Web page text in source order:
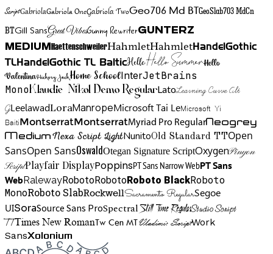
ScriptGabriolaGabriola OneGabriola TwoGeo706 Md BTGeoSlab703 MdCn
BTGill SansGreat VibesGunny RewriterGunterz
Medium HaettenschweilerHahmletHahmletHandelGothic
TLHandelGothic TL BalticHelloHello SummerHello
ValentinaHickory JackHome SchoolInterJetBrains
MonoKlaudie Nikol Demo RegularLatoLearning Curve Alt
GLeelawadLoraManropeMicrosoft Tai LeMicrosoft Yi
BaitiMontserratMontserratMyriad Pro RegularNeogrey
MediumNexa Script LightNunitoOld Standard TTOpen
SansOpen SansOswaldOtegan Signature ScriptOxygenPinyon
ScriptPlayfair DisplayPoppinsPT Sans Narrow WebPT Sans
WebRalewayRobotoRobotoRoboto BlackRoboto
MonoRoboto SlabRockwellSacramento RegularSegoe
UISoraSource Sans ProSpectralStill Time RegularStudio Script
TTTimes New RomanTw Cen MTVladimir ScriptWork
SansXolonium